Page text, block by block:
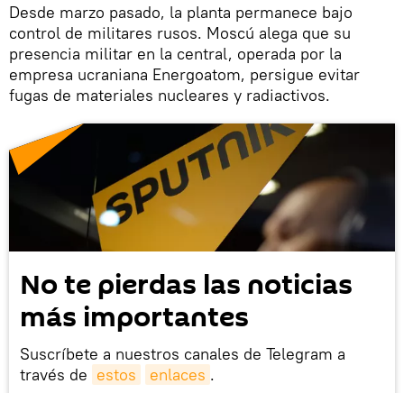
Desde marzo pasado, la planta permanece bajo
control de militares rusos. Moscú alega que su
presencia militar en la central, operada por la
empresa ucraniana Energoatom, persigue evitar
fugas de materiales nucleares y radiactivos.
No te pierdas las noticias
más importantes
Suscríbete a nuestros canales de Telegram a
través de estos enlaces .